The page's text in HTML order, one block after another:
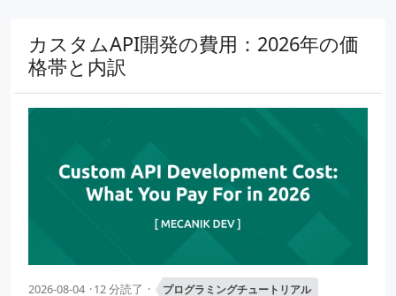
カスタムAPI開発の費用：2026年の価
格帯と内訳
2026-08-04 12 分読了 プログラミングチュートリアル